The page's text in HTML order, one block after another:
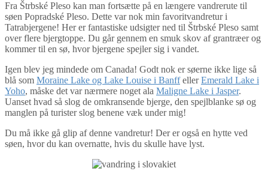
Fra Štrbské Pleso kan man fortsætte på en længere vandrerute til
søen Popradské Pleso. Dette var nok min favoritvandretur i
Tatrabjergene! Her er fantastiske udsigter ned til Štrbské Pleso samt
over flere bjergtoppe. Du går gennem en smuk skov af grantræer og
kommer til en sø, hvor bjergene spejler sig i vandet.
Igen blev jeg mindede om Canada! Godt nok er søerne ikke lige så
blå som Moraine Lake og Lake Louise i BanffellerEmerald Lake i
Yoho, måske det var nærmere noget ala Maligne Lake i Jasper.
Uanset hvad så slog de omkransende bjerge, den spejlblanke sø og
manglen på turister slog benene væk under mig!
Du må ikke gå glip af denne vandretur! Der er også en hytte ved
søen, hvor du kan overnatte, hvis du skulle have lyst.